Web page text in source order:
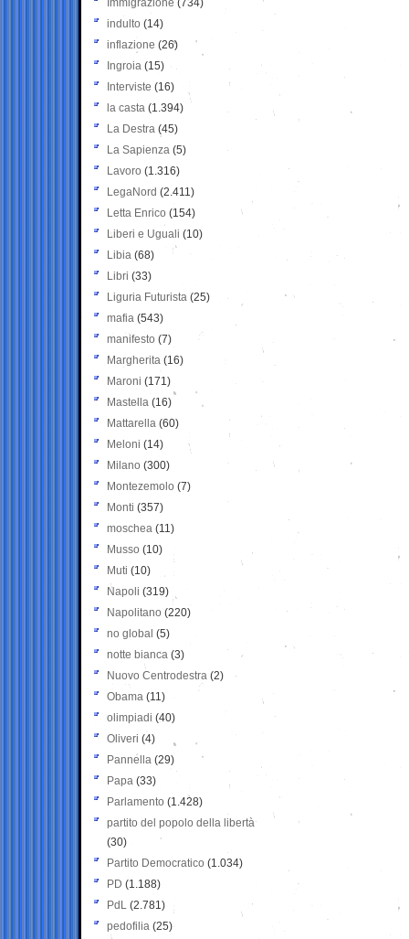
Immigrazione (734)
indulto (14)
inflazione (26)
Ingroia (15)
Interviste (16)
la casta (1.394)
La Destra (45)
La Sapienza (5)
Lavoro (1.316)
LegaNord (2.411)
Letta Enrico (154)
Liberi e Uguali (10)
Libia (68)
Libri (33)
Liguria Futurista (25)
mafia (543)
manifesto (7)
Margherita (16)
Maroni (171)
Mastella (16)
Mattarella (60)
Meloni (14)
Milano (300)
Montezemolo (7)
Monti (357)
moschea (11)
Musso (10)
Muti (10)
Napoli (319)
Napolitano (220)
no global (5)
notte bianca (3)
Nuovo Centrodestra (2)
Obama (11)
olimpiadi (40)
Oliveri (4)
Pannella (29)
Papa (33)
Parlamento (1.428)
partito del popolo della libertà
(30)
Partito Democratico (1.034)
PD (1.188)
PdL (2.781)
pedofilia (25)